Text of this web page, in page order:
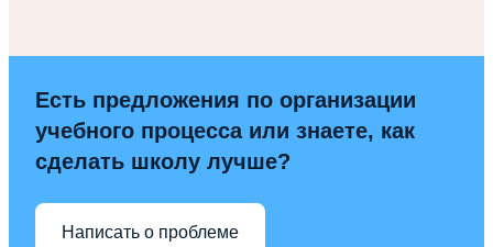
Есть предложения по организации
учебного процесса или знаете, как
сделать школу лучше?
Написать о проблеме